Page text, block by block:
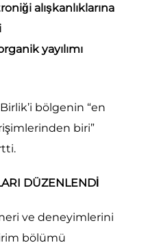
alışkanlıklarına
yayılımı
bölgenin “en
biri”
DÜZENLENDİ
ve deneyimlerini
bölümü